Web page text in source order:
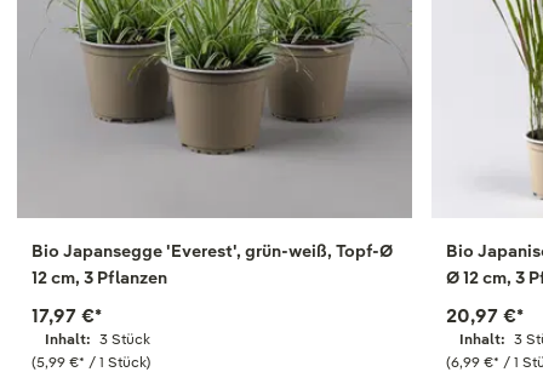
Bio Japansegge 'Everest', grün-weiß, Topf-Ø
12 cm, 3 Pflanzen
Inhalt: 3 Stück
(5,99 €* / 1 Stück)
17,97 €*
Bio
Ø 12 cm, 3
Inhalt: 3
(6,99 €* / 1
20,97 €*